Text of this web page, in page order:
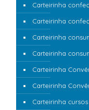
Carteirinha
Carteirinha
Carteirinha
Carteirinha
Carteirinha
Carteirinha
Carteirinha cursos